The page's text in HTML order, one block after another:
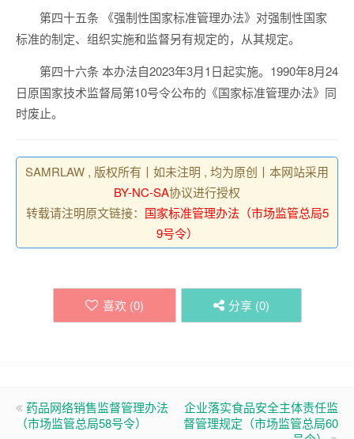
第四十五条
《强制性国家标准管理办法》对强制性国家
标准的制定、组织实施和监督另有规定的，从其规定。
第四十六条 本办法自2023年3月1日起实施。1990年8月24
日原国家技术监督局第10号令公布的《国家标准管理办法》同
时废止。
SAMRLAW , 版权所有丨如未注明 , 均为原创丨本网站采用
BY-NC-SA协议进行授权
转载请注明原文链接： 国家标准管理办法（市场监管总局5
9号令）
喜欢 (0) 分享 (0)
药品网络销售监督管理办法
（市场监管总局58号令）
企业落实食品安全主体责任监
督管理规定（市场监管总局60